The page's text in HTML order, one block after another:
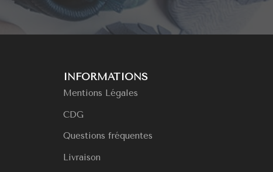
INFORMATIONS
Mentions Légales
CDG
Questions fréquentes
Livraison